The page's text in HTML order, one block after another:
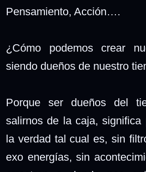
Pensamiento, Acción….
¿Cómo podemos crear
siendo dueños de nuestro
Porque ser dueños del
salirnos de la caja, significa
la verdad tal cual es, sin
exo energías, sin